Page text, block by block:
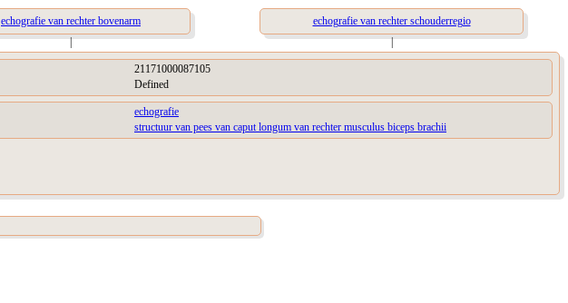
echografie van rechter bovenarm
echografie van rechter schouderregio
| |
21171000087105
Defined
echografie
structuur van pees van caput longum van rechter musculus biceps brachii